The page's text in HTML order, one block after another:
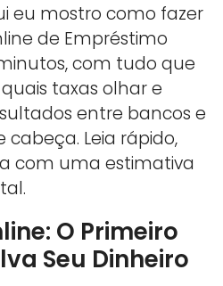
eu mostro como fazer
de Empréstimo
com tudo que
taxas olhar e
entre bancos e
Leia rápido,
com uma estimativa
O Primeiro
Seu Dinheiro